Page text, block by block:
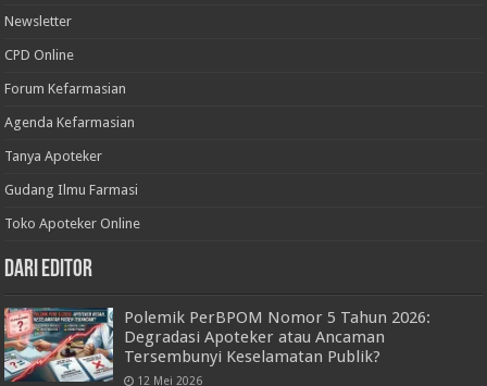
Newsletter
CPD Online
Forum Kefarmasian
Agenda Kefarmasian
Tanya Apoteker
Gudang Ilmu Farmasi
Toko Apoteker Online
Dari Editor
Polemik PerBPOM Nomor 5 Tahun 2026:
Degradasi Apoteker atau Ancaman
Tersembunyi Keselamatan Publik?
12 Mei 2026